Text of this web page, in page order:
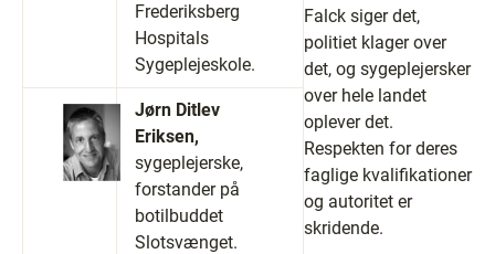
Frederiksberg
Hospitals
Sygeplejeskole.
Jørn Ditlev
Eriksen,
sygeplejerske,
forstander på
botilbuddet
Slotsvænget.
Falck siger det,
politiet klager over
det, og sygeplejersker
over hele landet
oplever det.
Respekten for deres
faglige kvalifikationer
og autoritet er
skridende.